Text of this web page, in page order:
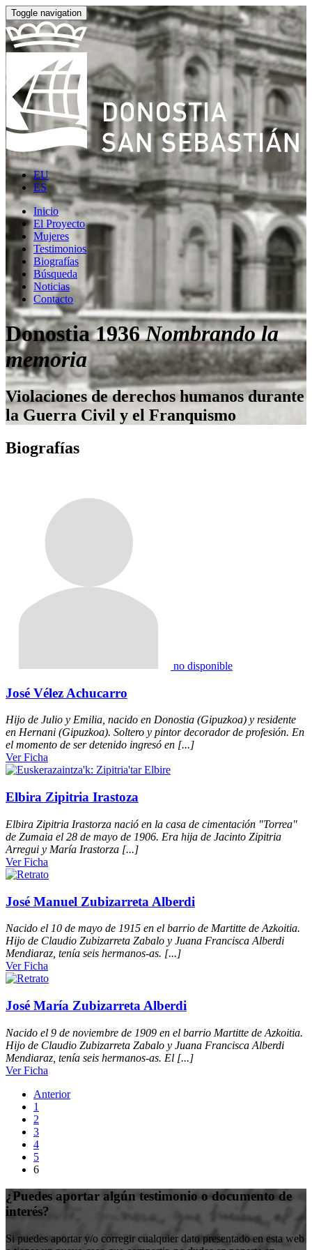
Toggle navigation
EU
ES
Inicio
El Proyecto
Mujeres
Testimonios
Biografías
Búsqueda
Noticias
Contacto
Donostia 1936Nombrando la
memoria
Violaciones de derechos humanos durante
la Guerra Civil y el Franquismo
Biografías
no disponible
José Vélez Achucarro
Hijo de Julio y Emilia, nacido en Donostia (Gipuzkoa) y residente
en Hernani (Gipuzkoa). Soltero y pintor decorador de profesión. En
el momento de ser detenido ingresó en [...]
Ver Ficha
Elbira Zipitria Irastoza
Elbira Zipitria Irastorza nació en la casa de cimentación "Torrea"
de Zumaia el 28 de mayo de 1906. Era hija de Jacinto Zipitria
Arregui y María Irastorza [...]
Ver Ficha
José Manuel Zubizarreta Alberdi
Nacido el 10 de mayo de 1915 en el barrio de Martitte de Azkoitia.
Hijo de Claudio Zubizarreta Zabalo y Juana Francisca Alberdi
Mendiaraz, tenía seis hermanos-as. [...]
Ver Ficha
José María Zubizarreta Alberdi
Nacido el 9 de noviembre de 1909 en el barrio Martitte de Azkoitia.
Hijo de Claudio Zubizarreta Zabalo y Juana Francisca Alberdi
Mendiaraz, tenía seis hermanos-as. El [...]
Ver Ficha
Anterior
1
2
3
4
5
6
¿Puedes aportar algún testimonio o documento de
interés?
Si puedes aportar y/o corregir cualquier dato presentado en esta web